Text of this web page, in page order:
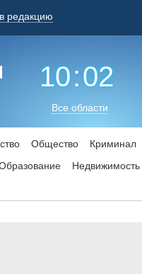
редакцию
10:02
Все области
Общество
Криминал
Недвижимость